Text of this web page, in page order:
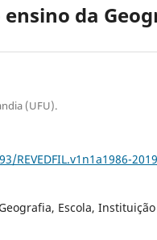
da
(UFU).
REVEDFIL.v1n1a1986-2019
Escola,